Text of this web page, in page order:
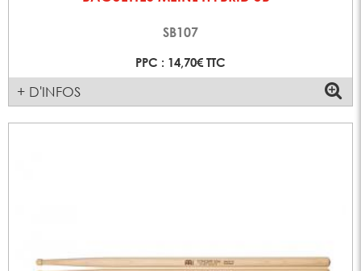
SB107
PPC : 14,70€ TTC
+ D'INFOS